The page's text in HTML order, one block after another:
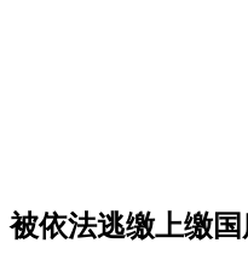
被依法逃缴上缴国